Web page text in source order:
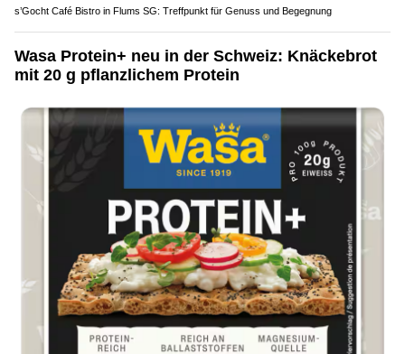
s’Gocht Café Bistro in Flums SG: Treffpunkt für Genuss und Begegnung
Wasa Protein+ neu in der Schweiz: Knäckebrot
mit 20 g pflanzlichem Protein